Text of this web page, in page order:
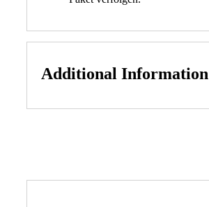
Additional Information